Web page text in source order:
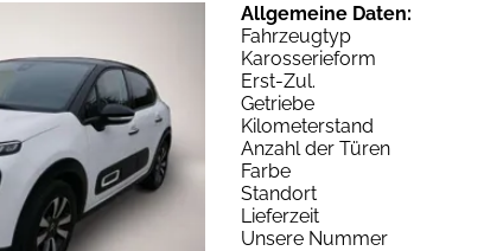
Allgemeine Daten:
Fahrzeugtyp
Karosserieform
Erst-Zul.
Getriebe
Kilometerstand
Anzahl der Türen
Farbe
Standort
Lieferzeit
Unsere Nummer